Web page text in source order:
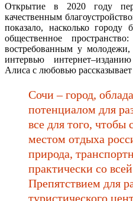
Открытие в 2020 году
качественным
показало, насколько городу
общественное
востребованным у
интервью
Алиса с любовью
Сочи – город,
потенциалом для
все для того,
местом отдыха
природа,
практически со
Препятствием для
туристического